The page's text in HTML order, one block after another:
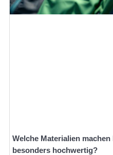
Welche Materialien
besonders hochwertig?